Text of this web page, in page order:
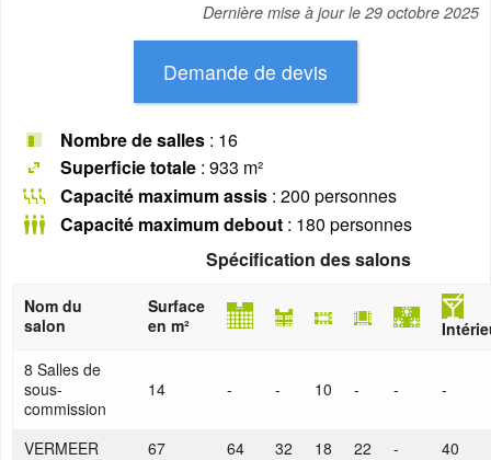
Dernière mise à jour le 29 octobre 2025
Nombre de salles : 16
Superficie totale : 933 m²
Capacité maximum assis : 200 personnes
Capacité maximum debout : 180 personnes
Spécification des salons
Nom du
salon
Surface
en m²
8 Salles de
sous-
commission
14 - - 10 - - -
VERMEER 67 64 32 18 22 -
40